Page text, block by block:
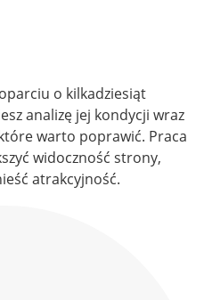
o kilkadziesiąt
analizę jej kondycji wraz
warto poprawić. Praca
widoczność strony,
atrakcyjność.